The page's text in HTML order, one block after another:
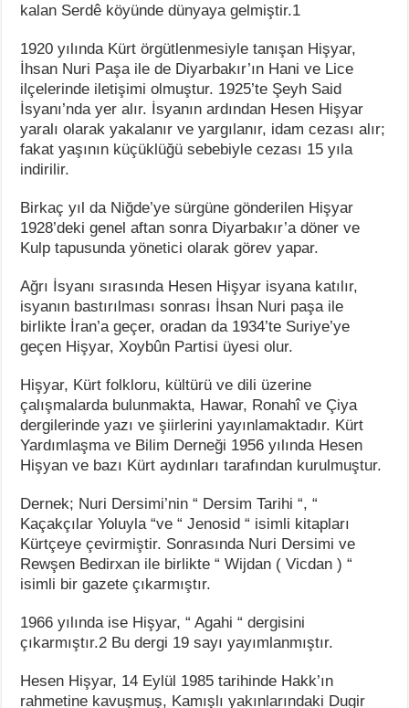
kalan Serdê köyünde dünyaya gelmiştir.1
1920 yılında Kürt örgütlenmesiyle tanışan Hişyar,
İhsan Nuri Paşa ile de Diyarbakır’ın Hani ve Lice
ilçelerinde iletişimi olmuştur. 1925’te Şeyh Said
İsyanı’nda yer alır. İsyanın ardından Hesen Hişyar
yaralı olarak yakalanır ve yargılanır, idam cezası alır;
fakat yaşının küçüklüğü sebebiyle cezası 15 yıla
indirilir.
Birkaç yıl da Niğde’ye sürgüne gönderilen Hişyar
1928’deki genel aftan sonra Diyarbakır’a döner ve
Kulp tapusunda yönetici olarak görev yapar.
Ağrı İsyanı sırasında Hesen Hişyar isyana katılır,
isyanın bastırılması sonrası İhsan Nuri paşa ile
birlikte İran’a geçer, oradan da 1934’te Suriye’ye
geçen Hişyar, Xoybûn Partisi üyesi olur.
Hişyar, Kürt folkloru, kültürü ve dili üzerine
çalışmalarda bulunmakta, Hawar, Ronahî ve Çiya
dergilerinde yazı ve şiirlerini yayınlamaktadır. Kürt
Yardımlaşma ve Bilim Derneği 1956 yılında Hesen
Hişyan ve bazı Kürt aydınları tarafından kurulmuştur.
Dernek; Nuri Dersimi’nin “ Dersim Tarihi “, “
Kaçakçılar Yoluyla “ve “ Jenosid “ isimli kitapları
Kürtçeye çevirmiştir. Sonrasında Nuri Dersimi ve
Rewşen Bedirxan ile birlikte “ Wijdan ( Vicdan ) “
isimli bir gazete çıkarmıştır.
1966 yılında ise Hişyar, “ Agahi “ dergisini
çıkarmıştır.2 Bu dergi 19 sayı yayımlanmıştır.
Hesen Hişyar, 14 Eylül 1985 tarihinde Hakk’ın
rahmetine kavuşmuş, Kamışlı yakınlarındaki Dugir